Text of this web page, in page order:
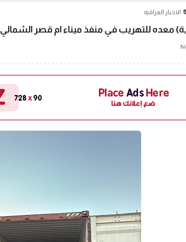
الاخبار العراقية
معده للتهريب في منفذ ميناء ام قصر الشمالي